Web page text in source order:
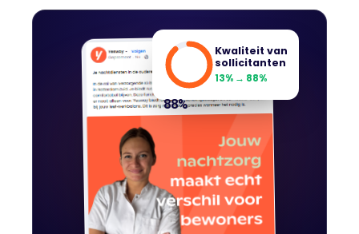
88%
Kwaliteit van
sollicitanten
13% → 88%